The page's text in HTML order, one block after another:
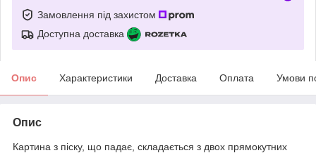
Замовлення під захистом
Доступна доставка
Опис Характеристики Доставка Оплата Умови
Опис
Картина з піску, що падає, складається з двох прямокутних